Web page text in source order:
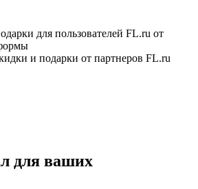
для пользователей FL.ru от
и подарки от партнеров FL.ru
для ваших